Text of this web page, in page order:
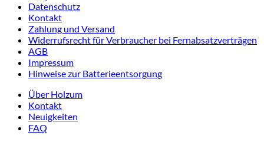
Datenschutz
Kontakt
Zahlung und Versand
Widerrufsrecht für Verbraucher bei Fernabsatzverträgen
AGB
Impressum
Hinweise zur Batterieentsorgung
Über Holzum
Kontakt
Neuigkeiten
FAQ